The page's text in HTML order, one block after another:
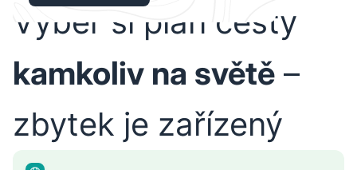
Vyber si plán cesty
kamkoliv na světě –
zbytek je zařízený